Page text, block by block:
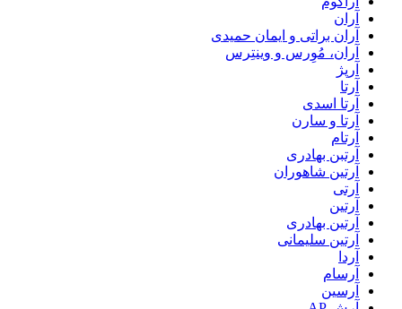
آران
آران براتی و ایمان حمیدی
آران، مُوِرس و وینتِرس
آرپژ
آرتا
آرتا اسدی
آرتا و سارن
آرتام
آرتبن بهادری
آرتين شاهوران
آرتی
آرتین
آرتین بهادری
آرتین سلیمانی
آردا
آرسام
آرسین